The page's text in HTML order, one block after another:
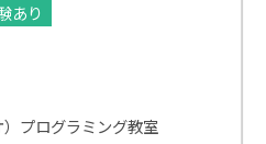
あり
プログラミング教室